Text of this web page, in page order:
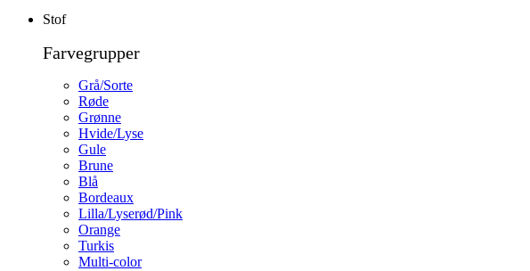
Stof
Farvegrupper
Grå/Sorte
Røde
Grønne
Hvide/Lyse
Gule
Brune
Blå
Bordeaux
Lilla/Lyserød/Pink
Orange
Turkis
Multi-color